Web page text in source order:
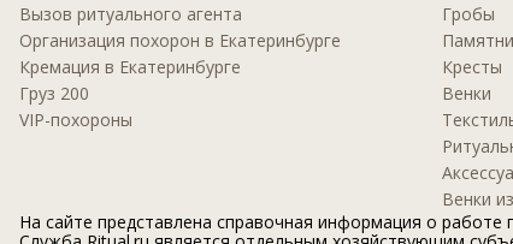
Вызов ритуального агента
Организация похорон в Екатеринбурге
Кремация в Екатеринбурге
Груз 200
VIP-похороны
Гробы
Кресты
Венки
Венки
На сайте представлена справочная информация о работе